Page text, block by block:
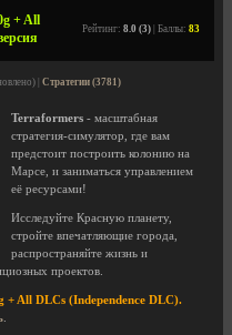
+ All
Рейтинг: 8.0 (3) | Баллы: 83
| Стратегии (3781)
Terraformers - масштабная
стратегия-симулятор, где вам
предстоит построить колонию на
Марсе, и заниматься управлением
её ресурсами!
Исследуйте Красную планету,
стройте впечатляющие города,
распространяйте жизнь и
проектов.
+ All DLCs (Independence DLC).